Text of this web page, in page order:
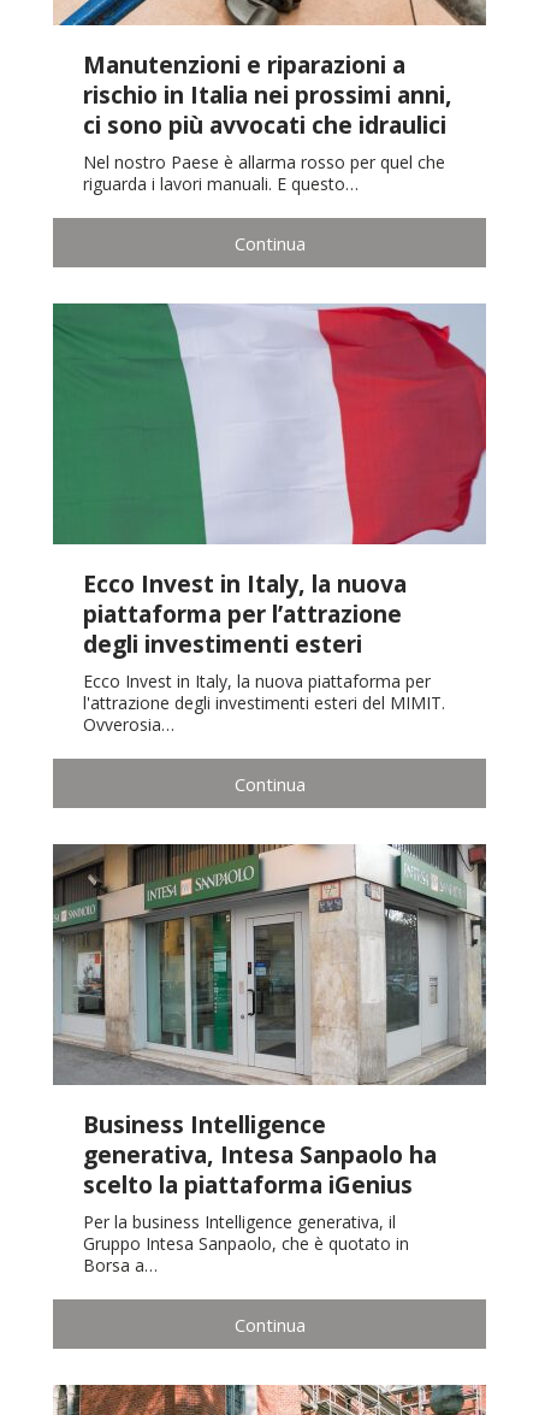
Manutenzioni e riparazioni a
rischio in Italia nei prossimi anni,
ci sono più avvocati che idraulici
Nel nostro Paese è allarma rosso per quel che
riguarda i lavori manuali. E questo…
Continua
Ecco Invest in Italy, la nuova
piattaforma per l’attrazione
degli investimenti esteri
Ecco Invest in Italy, la nuova piattaforma per
l'attrazione degli investimenti esteri del MIMIT.
Ovverosia…
Continua
Business Intelligence
generativa, Intesa Sanpaolo ha
scelto la piattaforma iGenius
Per la business Intelligence generativa, il
Gruppo Intesa Sanpaolo, che è quotato in
Borsa a…
Continua